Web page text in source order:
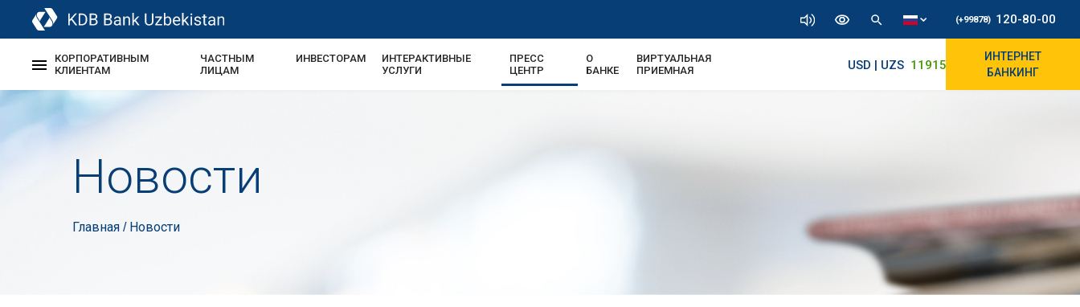
(+99878) 120-80-00
КОРПОРАТИВНЫМ
КЛИЕНТАМ
ЧАСТНЫМ
ЛИЦАМ
ИНВЕСТОРАМ
ИНТЕРАКТИВНЫЕ
УСЛУГИ
ПРЕСС
ЦЕНТР
О
БАНКЕ
ВИРТУАЛЬНАЯ
ПРИЕМНАЯ
USD | UZS 11915.64 11890/12010
ИНТЕРНЕТ
БАНКИНГ
Новости
Главная / Новости